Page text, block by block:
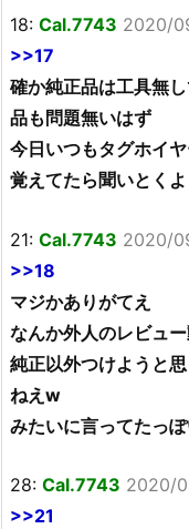
18: Cal.7743 2020/
>>17
確か純正品は工具無
品も問題無いはず
今日いつもタグホイ
覚えてたら聞いとくよ
21: Cal.7743 2020/
>>18
マジかありがてえ
なんか外人のレビュ
純正以外つけようと
ねえw
みたいに言ってたっ
28: Cal.7743 2020/
>>21